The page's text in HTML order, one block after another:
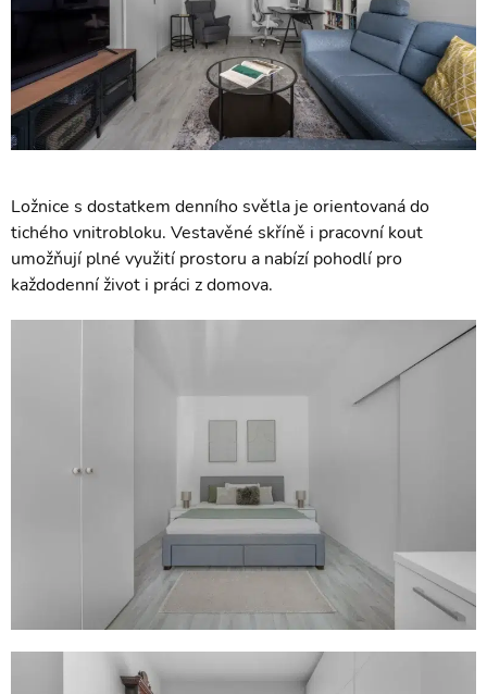
Ložnice s dostatkem denního světla je orientovaná do
tichého vnitrobloku. Vestavěné skříně i pracovní kout
umožňují plné využití prostoru a nabízí pohodlí pro
každodenní život i práci z domova.